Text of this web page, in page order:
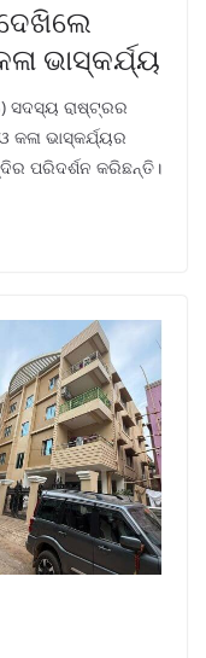
ଭାସ୍କର୍ଯ୍ୟ
ସଦସ୍ୟ ରାଷ୍ଟ୍ରର
ଭାସ୍କର୍ଯ୍ୟର
ପରିଦର୍ଶନ କରିଛନ୍ତି।